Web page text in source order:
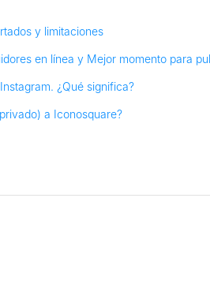
y limitaciones
en línea y Mejor momento para
¿Qué significa?
a Iconosquare?